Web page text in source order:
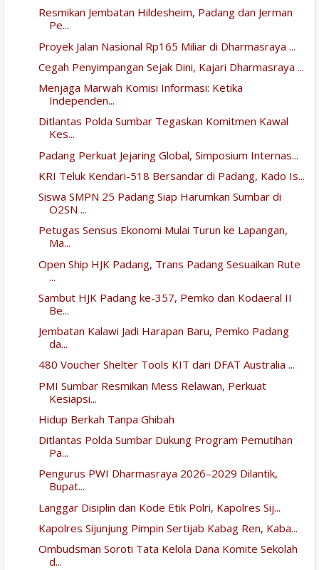
Resmikan Jembatan Hildesheim, Padang dan Jerman
Pe...
Proyek Jalan Nasional Rp165 Miliar di Dharmasraya ...
Cegah Penyimpangan Sejak Dini, Kajari Dharmasraya ...
Menjaga Marwah Komisi Informasi: Ketika
Independen...
Ditlantas Polda Sumbar Tegaskan Komitmen Kawal
Kes...
Padang Perkuat Jejaring Global, Simposium Internas...
KRI Teluk Kendari-518 Bersandar di Padang, Kado Is...
Siswa SMPN 25 Padang Siap Harumkan Sumbar di
O2SN ...
Petugas Sensus Ekonomi Mulai Turun ke Lapangan,
Ma...
Open Ship HJK Padang, Trans Padang Sesuaikan Rute
...
Sambut HJK Padang ke-357, Pemko dan Kodaeral II
Be...
Jembatan Kalawi Jadi Harapan Baru, Pemko Padang
da...
480 Voucher Shelter Tools KIT dari DFAT Australia ...
PMI Sumbar Resmikan Mess Relawan, Perkuat
Kesiapsi...
Hidup Berkah Tanpa Ghibah
Ditlantas Polda Sumbar Dukung Program Pemutihan
Pa...
Pengurus PWI Dharmasraya 2026–2029 Dilantik,
Bupat...
Langgar Disiplin dan Kode Etik Polri, Kapolres Sij...
Kapolres Sijunjung Pimpin Sertijab Kabag Ren, Kaba...
Ombudsman Soroti Tata Kelola Dana Komite Sekolah
d...